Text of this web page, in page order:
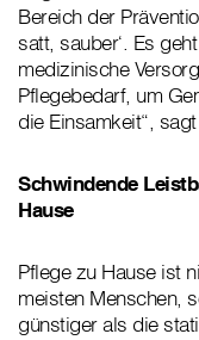
Bereich der
satt, sauber‘. Es
medizinische
Pflegebedarf, um
die Einsamkeit“,
Schwindende
Hause
Pflege zu Hause ist
meisten Menschen,
günstiger als die